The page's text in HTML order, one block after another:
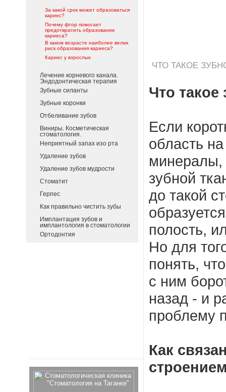
За какой срок может образоваться
кариес?
Почему фтор помогает
предотвратить образование
кариеса?
В каком возрасте наиболее велик
риск образования кариеса?
Кариес у взрослых
Лечение корневого канала.
Эндодонтическая терапия
Зубные силанты
Зубные коронки
Отбеливание зубов
Виниры. Косметическая
стоматология.
Неприятный запах изо рта
Удаление зубов
Удаление зубов мудрости
Стоматит
Герпес
Как правильно чистить зубы
Имплантация зубов и
имплантология в стоматологии
Ортодонтия
ЧТО ТАКОЕ
Что такое
Если
область
зубной
до такой
полость,
Но для
понять,
с ним
назад - и
проблему
Как